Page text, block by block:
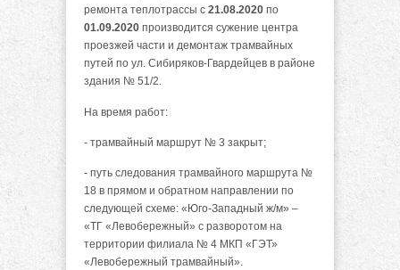
ремонта теплотрассы с 21.08.2020 по
01.09.2020 производится сужение центра
проезжей части и демонтаж трамвайных
путей по ул. Сибиряков-Гвардейцев в районе
здания № 51/2.
На время работ:
- трамвайный маршрут № 3 закрыт;
- путь следования трамвайного маршрута №
18 в прямом и обратном направлении по
следующей схеме: «Юго-Западный ж/м» –
«ТГ «Левобережный» с разворотом на
территории филиала № 4 МКП «ГЭТ»
«Левобережный трамвайный».